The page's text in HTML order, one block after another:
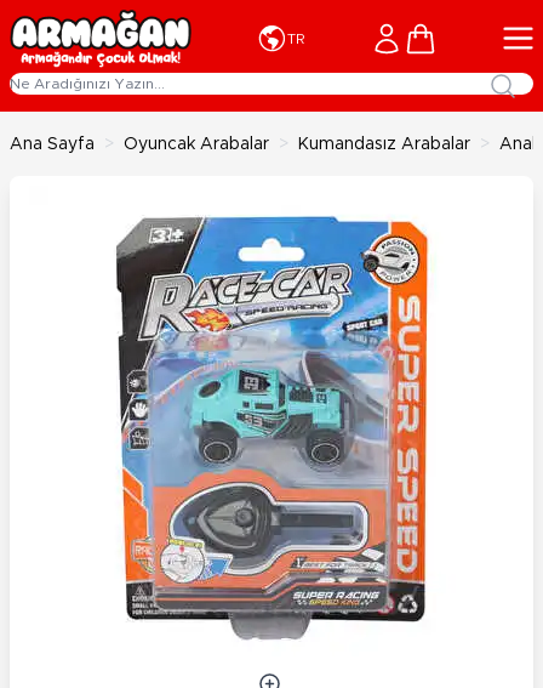
İçeriğe geç
TR Cart
Ana Sayfa > Oyuncak Arabalar > Kumandasız Arabalar >